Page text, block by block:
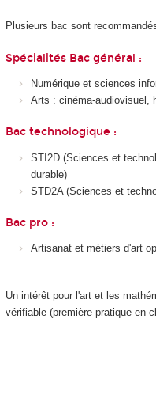
Plusieurs bac sont
Spécialités Bac général :
Numérique et sciences
Arts : cinéma-audiovisuel,
Bac technologique :
STI2D (Sciences et
durable)
STD2A (Sciences et
Bac pro :
Artisanat et métiers d'art
Un intérêt pour l'art et les
vérifiable (première pratique en